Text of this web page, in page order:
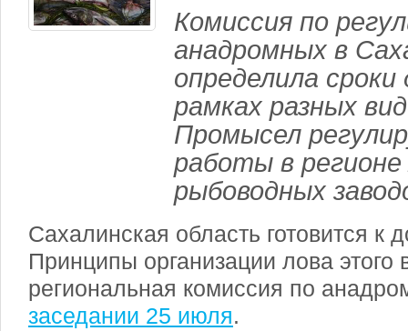
Комиссия по
анадромных в
определила
рамках разных
Промысел
работы в регионе
рыбоводных
Сахалинская область готовится к
Принципы организации лова этого
региональная комиссия по
заседании 25 июля.